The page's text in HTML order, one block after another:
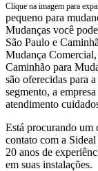
Clique na imagem para
pequeno para
Mudanças você
São Paulo e
Mudança
Caminhão para
são oferecidas para
segmento, a
atendimento
Está procurando um
contato com a
20 anos de
em suas instalações.